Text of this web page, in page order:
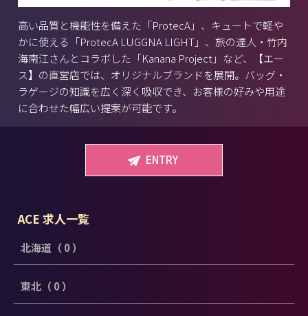
高い品質と機能性を備えた「ProtecA」、キュートで軽や
かに使える「ProtecA LUGGNA LIGHT」、旅の達人・竹内
海南江さんとコラボした「Kanana Project」など、【エー
ス】の直営店では、オリジナルブランドを展開。バッグ・
ラゲージの知識を広く深く吸収でき、お客様の好みや用途
に合わせた幅広い提案が可能です。
ENTRY
ACE 求人一覧
北海道（ 0 ）
東北（ 0 ）